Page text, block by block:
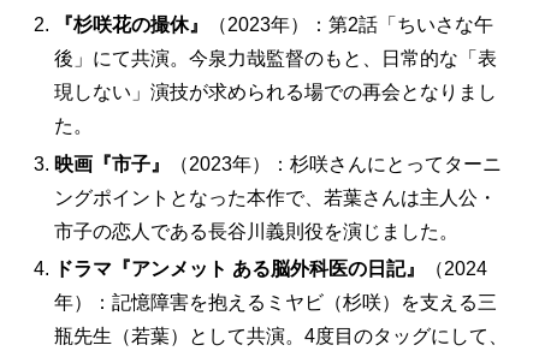
『杉咲花の撮休』
（2023年）：第2話「ちいさな午
後」にて共演。今泉力哉監督のもと、日常的な「表
現しない」演技が求められる場での再会となりまし
た。
映画『市子』
（2023年）：杉咲さんにとってターニ
ングポイントとなった本作で、若葉さんは主人公・
市子の恋人である長谷川義則役を演じました。
ドラマ『アンメット ある脳外科医の日記』
（2024
年）：記憶障害を抱えるミヤビ（杉咲）を支える三
瓶先生（若葉）として共演。4度目のタッグにして、